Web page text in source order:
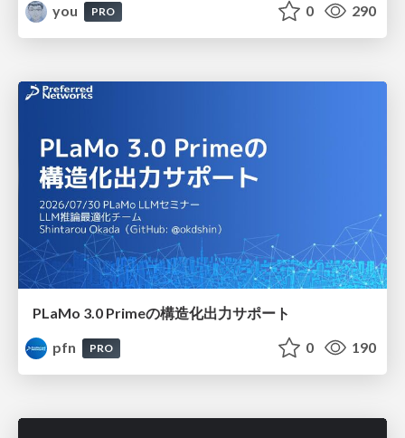
you
PRO 0 290
PLaMo 3.0 Primeの構造化出力サポート
pfn
PRO 0 190